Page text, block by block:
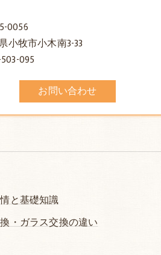
0056
小牧市小木南3-33
095
お問い合わせ
と基礎知識
・ガラス交換の違い